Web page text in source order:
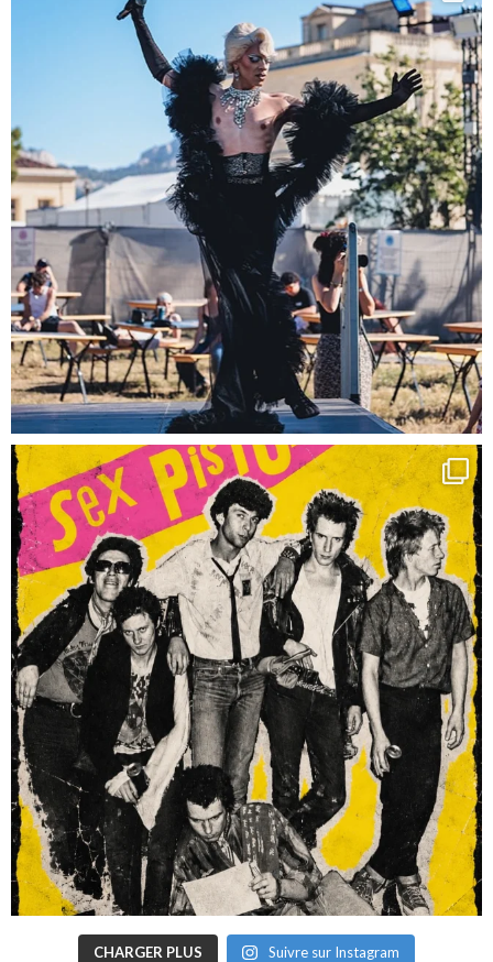
CHARGER PLUS Suivre sur Instagram